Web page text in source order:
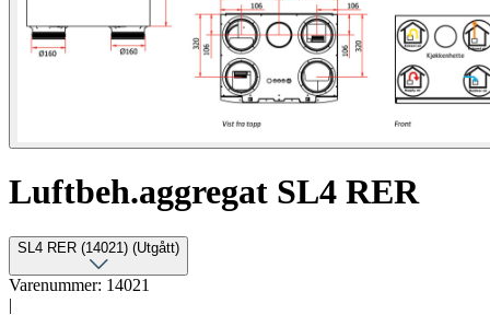
Luftbeh.aggregat SL4 RER
SL4 RER (14021) (Utgått)
Varenummer: 14021
|